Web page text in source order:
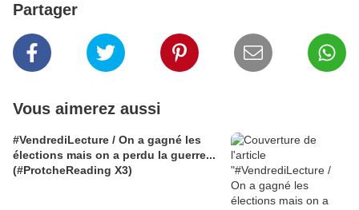
Partager
Vous aimerez aussi
#VendrediLecture / On a gagné les
élections mais on a perdu la guerre...
(#ProtcheReading X3)